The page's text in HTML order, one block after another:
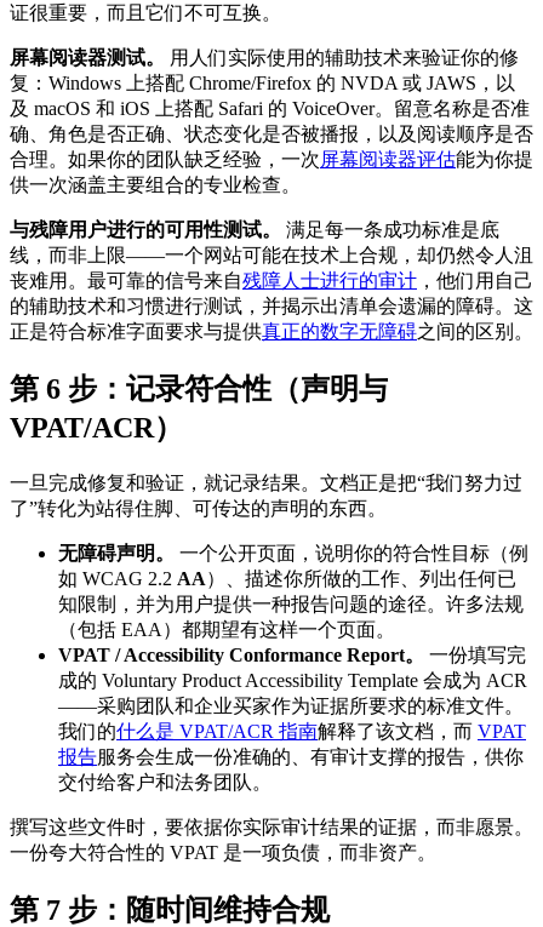
证很重要，而且它们不可互换。
屏幕阅读器测试。
用人们实际使用的辅助技术来验证你的修
复：Windows 上搭配 Chrome/Firefox 的 NVDA 或 JAWS，以
及 macOS 和 iOS 上搭配 Safari 的 VoiceOver。留意名称是否准
确、角色是否正确、状态变化是否被播报，以及阅读顺序是否
合理。如果你的团队缺乏经验，一次屏幕阅读器评估能为你提
供一次涵盖主要组合的专业检查。
与残障用户进行的可用性测试。
满足每一条成功标准是底
线，而非上限——一个网站可能在技术上合规，却仍然令人沮
丧难用。最可靠的信号来自残障人士进行的审计 ，他们用自己
的辅助技术和习惯进行测试，并揭示出清单会遗漏的障碍。这
正是符合标准字面要求与提供真正的数字无障碍之间的区别。
第 6 步：记录符合性（声明与
VPAT/ACR）
一旦完成修复和验证，就记录结果。文档正是把“我们努力过
了”转化为站得住脚、可传达的声明的东西。
无障碍声明。
一个公开页面，说明你的符合性目标（例
如 WCAG 2.2 AA）、描述你所做的工作、列出任何已
知限制，并为用户提供一种报告问题的途径。许多法规
（包括 EAA）都期望有这样一个页面。
VPAT / Accessibility Conformance Report。
一份填写完
成的 Voluntary Product Accessibility Template 会成为 ACR
——采购团队和企业买家作为证据所要求的标准文件。
我们的什么是 VPAT/ACR 指南解释了该文档，而 VPAT
报告服务会生成一份准确的、有审计支撑的报告，供你
交付给客户和法务团队。
撰写这些文件时，要依据你实际审计结果的证据，而非愿景。
一份夸大符合性的 VPAT 是一项负债，而非资产。
第 7 步：随时间维持合规